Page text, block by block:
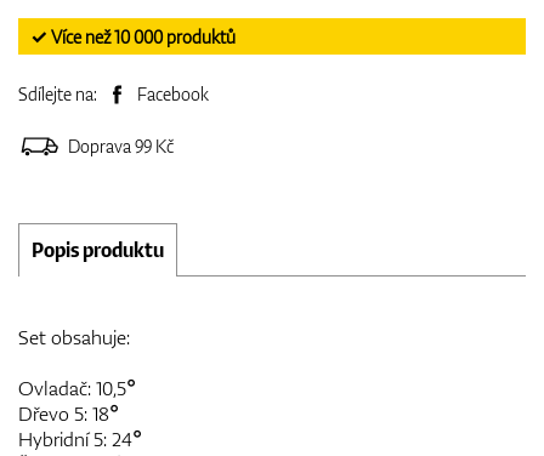
✓ Více než 10 000 produktů
Sdílejte na: Facebook
Doprava 99 Kč
Popis produktu
Set obsahuje:
Ovladač: 10,5°
Dřevo 5: 18°
Hybridní 5: 24°